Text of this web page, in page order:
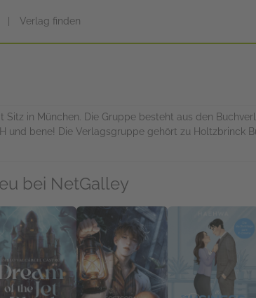
Verlag finden
in München. Die Gruppe besteht aus den
und bene! Die Verlagsgruppe gehört zu Holtzbrinck
bei NetGalley